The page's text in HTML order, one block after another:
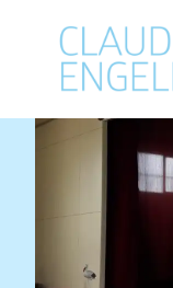
springen